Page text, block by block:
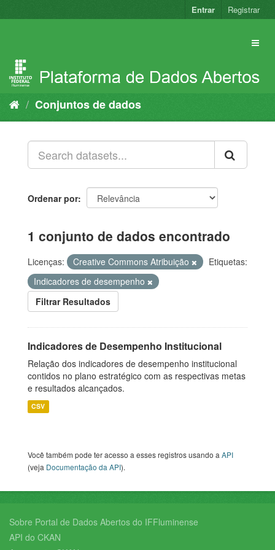
para
Entrar Registrar
Conjuntos de dados
Ordenar por
1 conjunto de dados encontrado
Licenças: Creative Commons Atribuição
Etiquetas:
Indicadores de desempenho
Filtrar Resultados
Indicadores de Desempenho Institucional
Relação dos indicadores de desempenho institucional
contidos no plano estratégico com as respectivas metas
e resultados alcançados.
CSV
Você também pode ter acesso a esses registros usando aAPI
(veja Documentação da API).
Sobre Portal de Dados Abertos do IFFluminense
API do CKAN